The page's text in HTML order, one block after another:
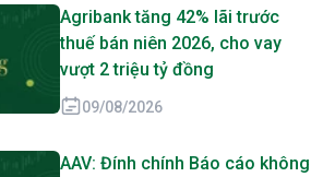
Agribank tăng 42% lãi trước
thuế bán niên 2026, cho vay
vượt 2 triệu tỷ đồng
09/08/2026
AAV: Đính chính Báo cáo không